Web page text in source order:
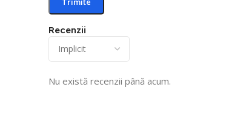
Recenzii
Nu există recenzii până acum.